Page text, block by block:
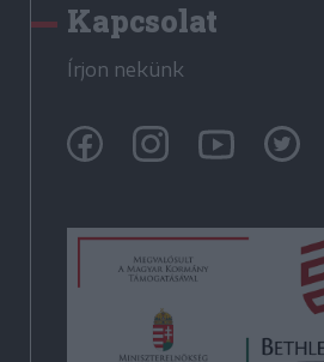
Kapcsolat
Írjon nekünk